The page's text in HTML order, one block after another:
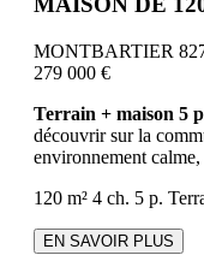
MONTBARTIER
279 000 €
Terrain + maison 5
découvrir sur la
environnement
120 m² 4 ch. 5 p.
EN SAVOIR PLUS